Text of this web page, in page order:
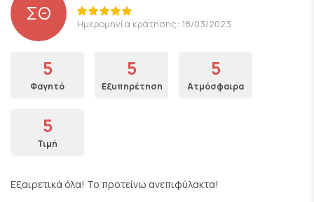
ΣΘ Ημερομηνία κράτησης: 18/03/2023
5
Φαγητό
5
Εξυπηρέτηση
5
Ατμόσφαιρα
5
Τιμή
Εξαιρετικά όλα! Το προτείνω ανεπιφύλακτα!